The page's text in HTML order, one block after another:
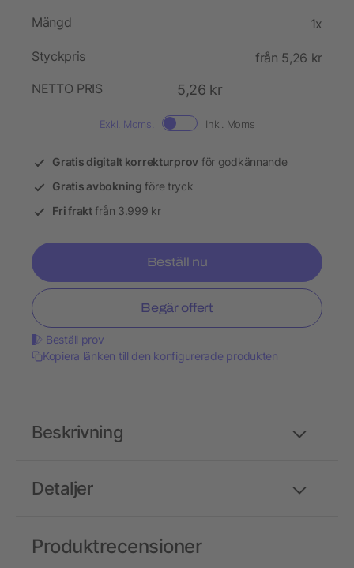
Mängd 1x
Styckpris
från 5,26 kr
NETTO PRIS
5,26 kr
Exkl. Moms. Inkl. Moms
Gratis digitalt korrekturprov för godkännande
Gratis avbokning före tryck
Fri fraktfrån 3.999 kr
Beställ nu
Begär offert
Beställ prov
Kopiera länken till den konfigurerade produkten
Detaljer
Beskrivning
Produktrecensioner